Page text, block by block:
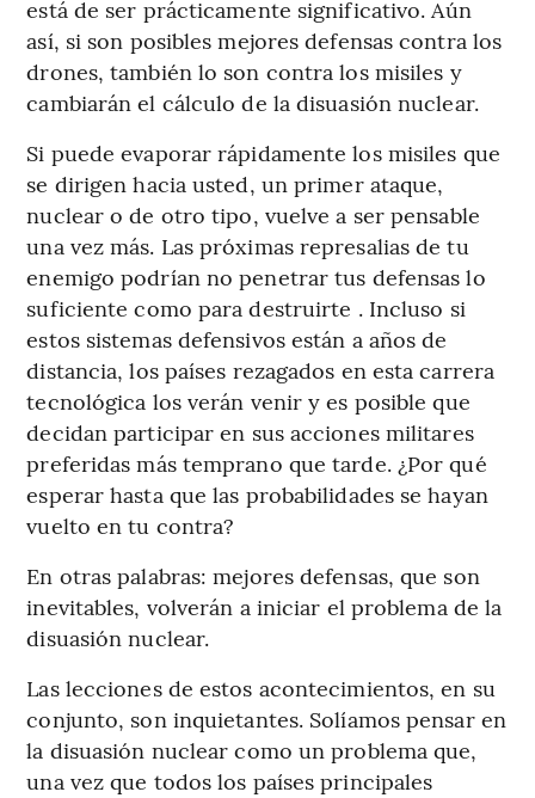
está de ser prácticamente significativo. Aún
así, si son posibles mejores defensas contra los
drones, también lo son contra los misiles y
cambiarán el cálculo de la disuasión nuclear.
Si puede evaporar rápidamente los misiles que
se dirigen hacia usted, un primer ataque,
nuclear o de otro tipo, vuelve a ser pensable
una vez más. Las próximas represalias de tu
enemigo podrían no penetrar tus defensas lo
suficiente como para destruirte . Incluso si
estos sistemas defensivos están a años de
distancia, los países rezagados en esta carrera
tecnológica los verán venir y es posible que
decidan participar en sus acciones militares
preferidas más temprano que tarde. ¿Por qué
esperar hasta que las probabilidades se hayan
vuelto en tu contra?
En otras palabras: mejores defensas, que son
inevitables, volverán a iniciar el problema de la
disuasión nuclear.
Las lecciones de estos acontecimientos, en su
conjunto, son inquietantes. Solíamos pensar en
la disuasión nuclear como un problema que,
una vez que todos los países principales